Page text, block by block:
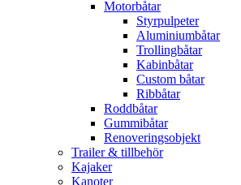
Motorbåtar
Styrpulpeter
Aluminiumbåtar
Trollingbåtar
Kabinbåtar
Custom båtar
Ribbåtar
Roddbåtar
Gummibåtar
Renoveringsobjekt
Trailer & tillbehör
Kajaker
Kanoter